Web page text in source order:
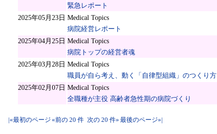
緊急レポート
2025年05月23日 Medical Topics
病院経営レポート
2025年04月25日 Medical Topics
病院トップの経営者魂
2025年03月28日 Medical Topics
職員が自ら考え、動く「自律型組織」のつくり方
2025年02月07日 Medical Topics
全職種が主役 高齢者急性期の病院づくり
|«最初のページ «前の 20 件 次の 20 件» 最後のページ»|